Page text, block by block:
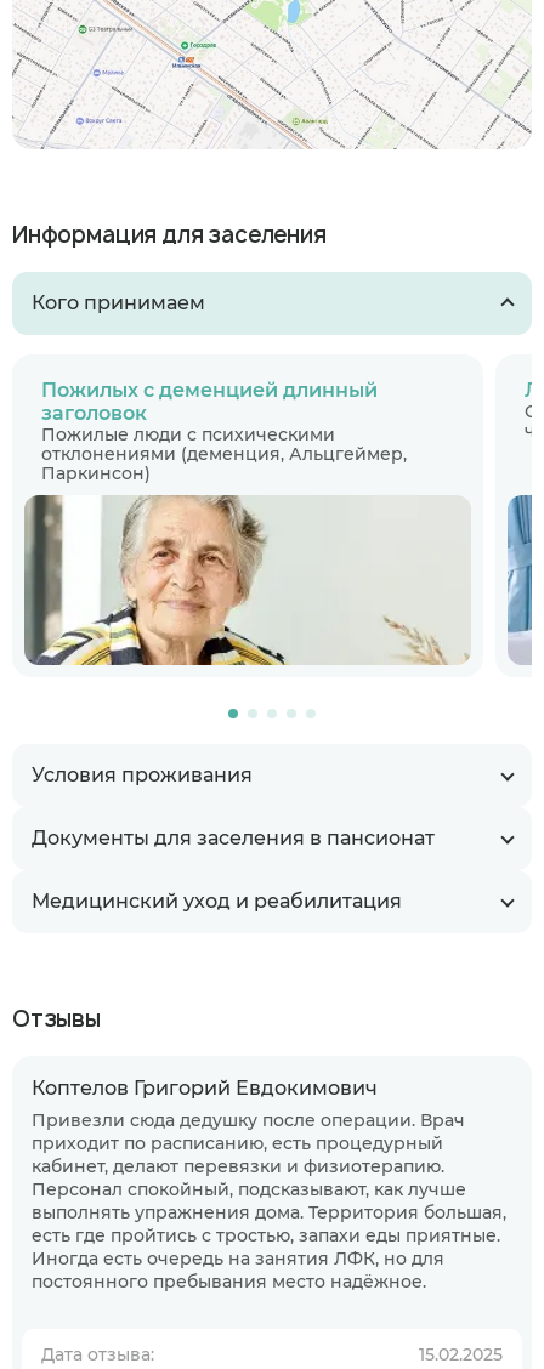
Информация для заселения
Кого принимаем
Условия проживания
Документы для заселения в пансионат
Медицинский уход и реабилитация
Пожилых с деменцией длинный
заголовок
Пожилые люди с психическими
отклонениями (деменция, Альцгеймер,
Паркинсон)
Отзывы
Коптелов Григорий Евдокимович
Привезли сюда дедушку после операции. Врач
приходит по расписанию, есть процедурный
кабинет, делают перевязки и физиотерапию.
Персонал спокойный, подсказывают, как лучше
выполнять упражнения дома. Территория большая,
есть где пройтись с тростью, запахи еды приятные.
Иногда есть очередь на занятия ЛФК, но для
постоянного пребывания место надёжное.
Дата отзыва: 15.02.2025
пансионате?